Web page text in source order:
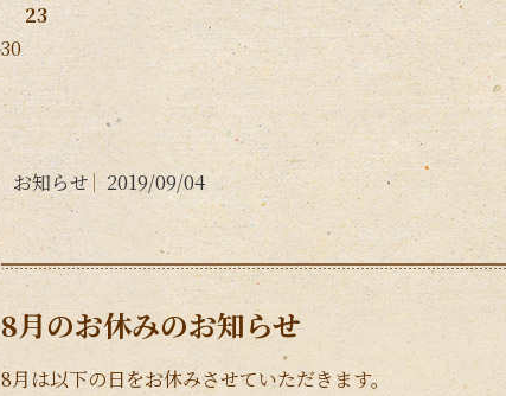
23
30
お知らせ 2019/09/04
8月のお休みのお知らせ
8月は以下の日をお休みさせていただきます。